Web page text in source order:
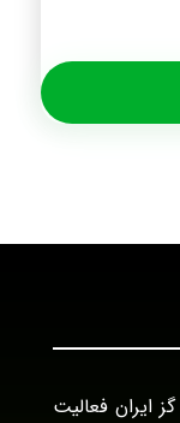
۱۳۹۴ با نام بازار گز ایران فعالیت